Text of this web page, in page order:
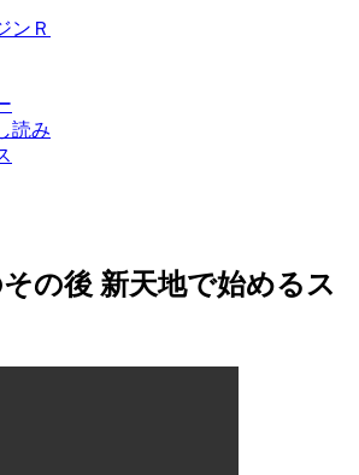
ンＲ
読み
の後 新天地で始めるス